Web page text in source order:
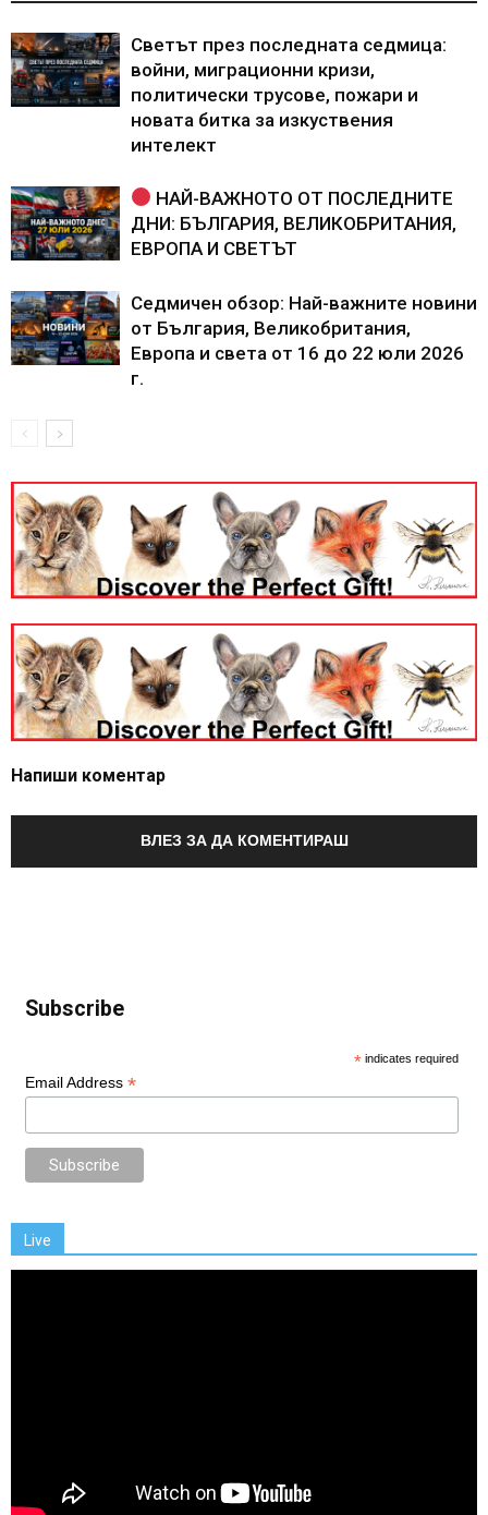
Светът през последната седмица:
войни, миграционни кризи,
политически трусове, пожари и
новата битка за изкуствения
интелект
НАЙ-ВАЖНОТО ОТ ПОСЛЕДНИТЕ
ДНИ: БЪЛГАРИЯ, ВЕЛИКОБРИТАНИЯ,
ЕВРОПА И СВЕТЪТ
Седмичен обзор: Най-важните новини
от България, Великобритания,
Европа и света от 16 до 22 юли 2026
г.
Напиши коментар
ВЛЕЗ ЗА ДА КОМЕНТИРАШ
Subscribe
* indicates required
Email Address *
Live